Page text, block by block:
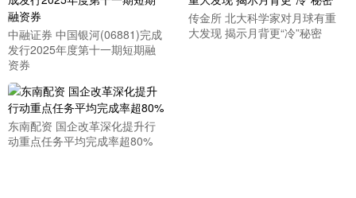
中融证券 中国银河(06881)完成
发行2025年度第十一期短期融
资券
传金所 北大科学家对月球有重
大发现 揭示月背更“冷”秘密
东南配资 国企改革深化提升行
动重点任务平均完成率超80%